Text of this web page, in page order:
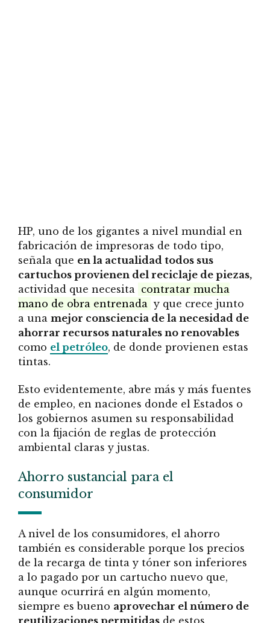
HP, uno de los gigantes a nivel mundial en
fabricación de impresoras de todo tipo,
señala que en la actualidad todos sus
cartuchos provienen del reciclaje de piezas,
actividad que necesita
contratar mucha
mano de obra entrenada y que crece junto
a una mejor consciencia de la necesidad de
ahorrar recursos naturales no renovables
como el petróleo, de donde provienen estas
tintas.
Esto evidentemente, abre más y más fuentes
de empleo, en naciones donde el Estados o
los gobiernos asumen su responsabilidad
con la fijación de reglas de protección
ambiental claras y justas.
Ahorro sustancial para el
consumidor
A nivel de los consumidores, el ahorro
también es considerable porque los precios
de la recarga de tinta y tóner son inferiores
a lo pagado por un cartucho nuevo que,
aunque ocurrirá en algún momento,
siempre es bueno aprovechar el número de
reutilizaciones permitidas de estos